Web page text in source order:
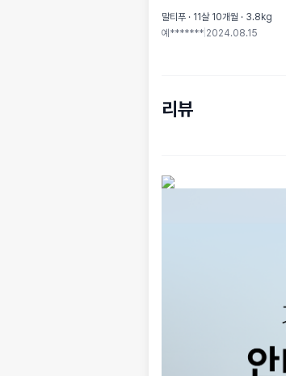
말티푸 · 11살 10개월 · 3.8kg
예******* 2024.08.15
리뷰